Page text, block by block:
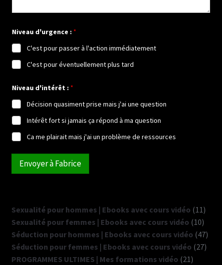
Niveau d'urgence : *
C'est pour passer à l'action immédiatement
C'est pour éventuellement plus tard
Niveau d'intérêt : *
Décision quasiment prise mais j'ai une question
Intérêt fort si jamais ça répond à ma question
Ca me plairait mais j'ai un problème de ressources
Envoyer à Fabrice
Sexualité pour hommes | Ebooks avec cours vidéo 11 11
Sexualité pour femmes | Ebooks avec cours vidéo 1010
Séduction pour hommes | Ebooks avec cours vidéo 4747
Séduction pour femmes | Ebooks avec cours vidéo 2727
PROGRAMMES ULTIMES | Mes formations vidéo 21 21